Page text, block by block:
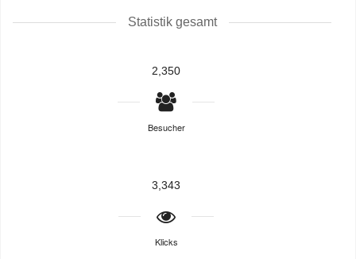
Statistik gesamt
2,350
Besucher
3,343
Klicks